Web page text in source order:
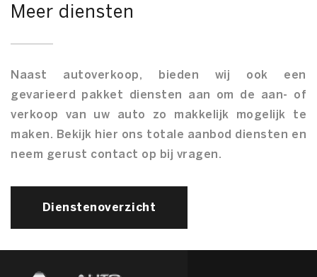
Meer diensten
Naast autoverkoop, bieden wij ook een
gevarieerd pakket diensten aan om de aan- of
verkoop van uw auto zo makkelijk mogelijk te
maken. Bekijk hier ons totale aanbod diensten en
neem gerust contact op bij vragen.
Dienstenoverzicht